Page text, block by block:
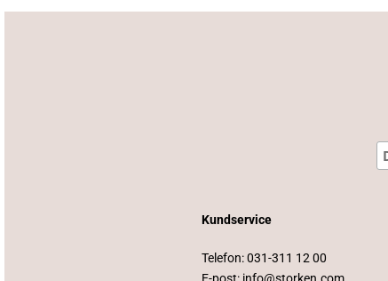
Kundservice
Telefon:031-311 12 00
E-post: info@storken.com